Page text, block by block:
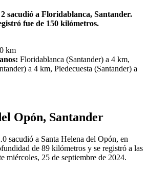
sacudió a Floridablanca, Santander.
fue de 150 kilómetros.
km
Floridablanca (Santander) a 4 km,
a 4 km, Piedecuesta (Santander) a
Opón, Santander
sacudió a Santa Helena del Opón, en
de 89 kilómetros y se registró a las
miércoles, 25 de septiembre de 2024.